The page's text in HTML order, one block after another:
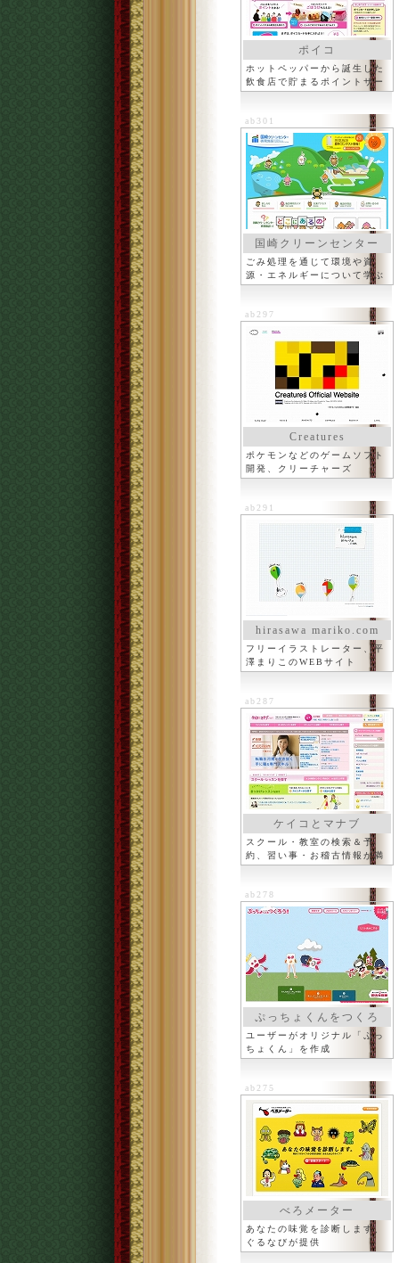
ポイコ
ホットペッパーから誕生した
飲食店で貯まるポイントサー
ビス
ab301
国崎クリーンセンター
ごみ処理を通じて環境や資
源・エネルギーについて学ぶ
ab297
Creatures
ポケモンなどのゲームソフト
開発、クリーチャーズ
ab291
hirasawa mariko.com
フリーイラストレーター、平
澤まりこのWEBサイト
ab287
ケイコとマナブ
スクール・教室の検索＆予
約、習い事・お稽古情報が満
載
ab278
ぷっちょくんをつくろ
う！
ユーザーがオリジナル「ぷっ
ちょくん」を作成
ab275
べろメーター
あなたの味覚を診断します、
ぐるなびが提供